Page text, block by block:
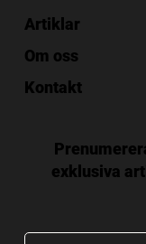
Artiklar
Om oss
Kontakt
exklusiva